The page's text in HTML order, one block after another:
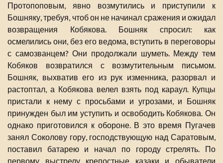
Протопоповым, явно возмутились и приступили к
Бошняку, требуя, чтоб он не начинал сражения и ожидал
возвращения Кобякова. Бошняк спросил: как
осмелились они, без его ведома, вступить в переговоры
с самозванцем? Они продолжали шуметь. Между тем
Кобяков возвратился с возмутительным письмом.
Бошняк, выхватив его из рук изменника, разорвал и
растоптал, а Кобякова велел взять под караул. Купцы
пристали к нему с просьбами и угрозами, и Бошняк
принужден был им уступить и освободить Кобякова. Он
однако приготовился к обороне. В это время Пугачев
занял Соколову гору, господствующую над Саратовым,
поставил батарею и начал по городу стрелять. По
первому выстрелу крепостные казаки и обыватели